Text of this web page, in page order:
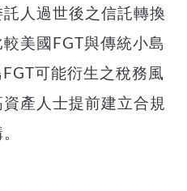
人過世後之信託轉換
美國FGT與傳統小島
可能衍生之稅務風
產人士提前建立合規